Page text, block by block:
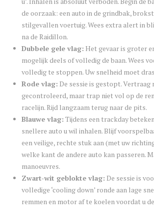
de oorzaak: een auto in de grindbak,
stilgevallen voertuig. Wees extra alert in
na de Raidillon.
Dubbele gele vlag: Het gevaar is groter
mogelijk deels of volledig de baan. Wees
volledig te stoppen. Uw snelheid moet
Rode vlag: De sessie is gestopt. Vertraag
gecontroleerd, maar trap niet vol op de
racelijn. Rijd langzaam terug naar de pits.
Blauwe vlag: Tijdens een trackday
snellere auto u wil inhalen. Blijf
een veilige, rechte stuk aan (met uw
welke kant de andere auto kan passeren.
manoeuvres.
Zwart-wit geblokte vlag: De sessie is
volledige ‘cooling down’ ronde aan lage
remmen en motor af te koelen voordat u